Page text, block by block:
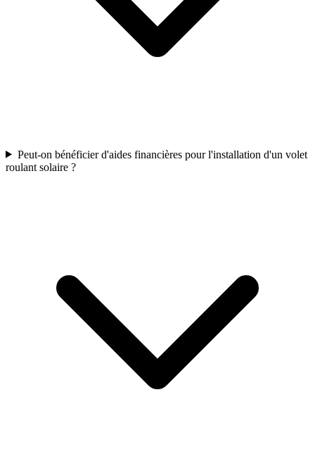
Peut-on bénéficier d'aides financières pour l'installation d'un volet
roulant solaire ?